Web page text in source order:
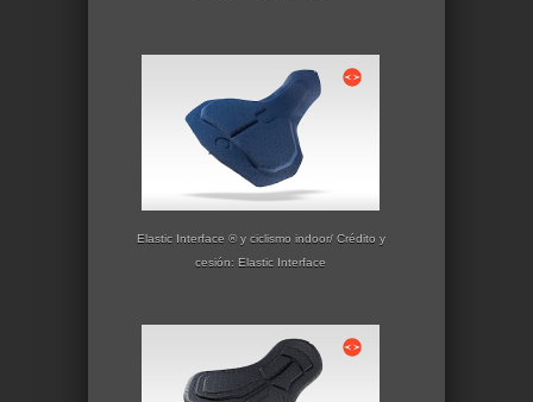
Elastic Interface ® y ciclismo indoor/ Crédito y
cesión: Elastic Interface